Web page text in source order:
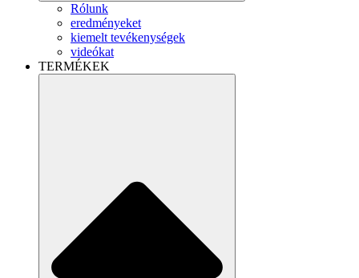
Rólunk
eredményeket
kiemelt tevékenységek
videókat
TERMÉKEK